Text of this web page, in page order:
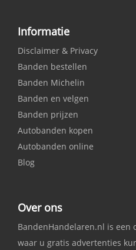
Informatie
Disclaimer & Privacy
Banden bestellen
Banden Michelin
Banden en velgen
Banden prijzen
Autobanden kopen
Autobanden online
Blog
Over ons
BandenHandelaren.nl is een
waar u gratis advertenties